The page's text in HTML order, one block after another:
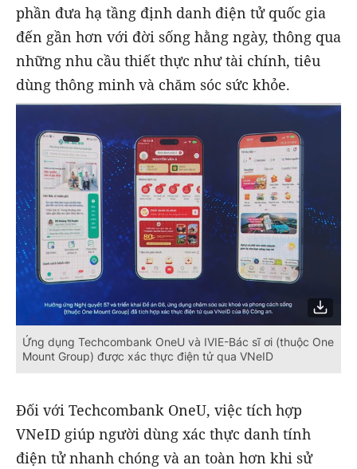
phần đưa hạ tầng định danh điện tử quốc gia
đến gần hơn với đời sống hằng ngày, thông qua
những nhu cầu thiết thực như tài chính, tiêu
dùng thông minh và chăm sóc sức khỏe.
Ứng dụng Techcombank OneU và IVIE-Bác sĩ ơi (thuộc One
Mount Group) được xác thực điện tử qua VNeID
Đối với Techcombank OneU, việc tích hợp
VNeID giúp người dùng xác thực danh tính
điện tử nhanh chóng và an toàn hơn khi sử